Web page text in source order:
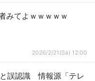
みてよｗｗｗｗｗ
2026/2/21(Sa) 12:00
誤認識 情報源「テレ